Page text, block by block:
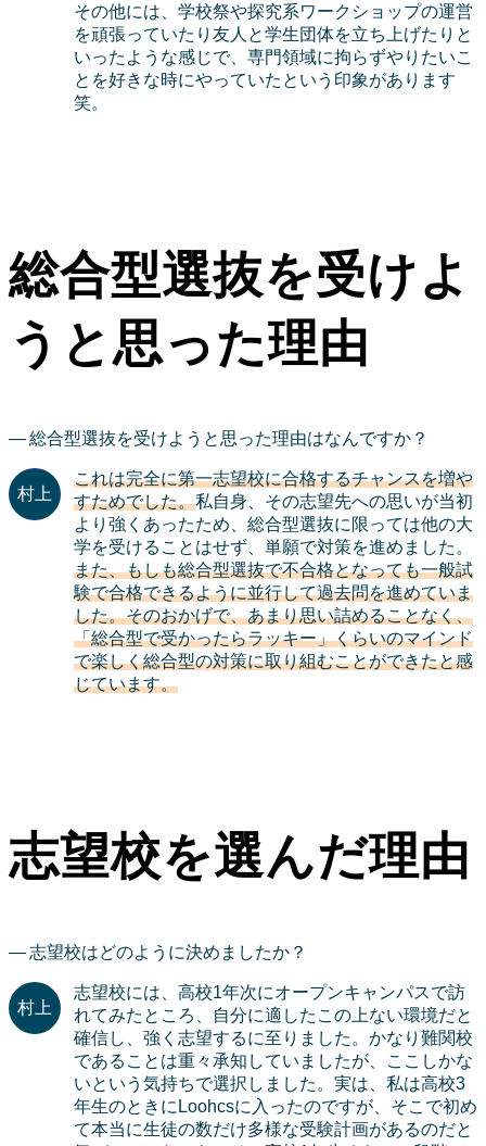
その他には、学校祭や探究系ワークショップの運営
を頑張っていたり友人と学生団体を立ち上げたりと
いったような感じで、専門領域に拘らずやりたいこ
とを好きな時にやっていたという印象があります
笑。
総合型選抜を受けよ
うと思った理由
総合型選抜を受けようと思った理由はなんですか？
これは完全に第一志望校に合格するチャンスを増や
すためでした。私自身、その志望先への思いが当初
より強くあったため、総合型選抜に限っては他の大
学を受けることはせず、単願で対策を進めました。
また、もしも総合型選抜で不合格となっても一般試
験で合格できるように並行して過去問を進めていま
した。そのおかげで、あまり思い詰めることなく、
「総合型で受かったらラッキー」くらいのマインド
で楽しく総合型の対策に取り組むことができたと感
じています。
志望校を選んだ理由
志望校はどのように決めましたか？
志望校には、高校1年次にオープンキャンパスで訪
れてみたところ、自分に適したこの上ない環境だと
確信し、強く志望するに至りました。かなり難関校
であることは重々承知していましたが、ここしかな
いという気持ちで選択しました。実は、私は高校3
年生のときにLoohcsに入ったのですが、そこで初め
て本当に生徒の数だけ多様な受験計画があるのだと